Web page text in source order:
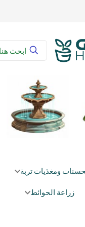
ومغذيات تربة
زراعة الحوائط